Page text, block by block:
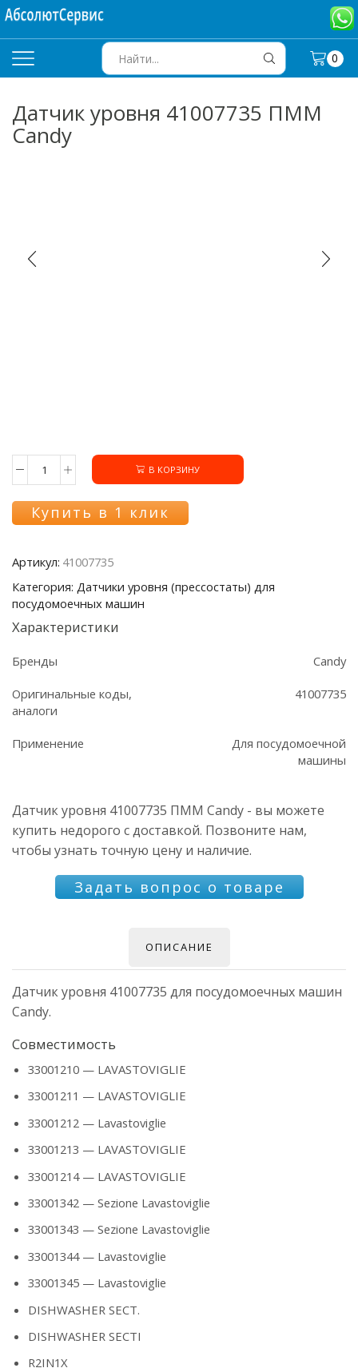
INPUT
0
Датчик уровня 41007735 ПММ
Candy
Количество
товара
Датчик
уровня
Candy
В КОРЗИНУ
Купить в 1 клик
Артикул: 41007735
Категория: Датчики уровня (прессостаты) для
посудомоечных машин
Характеристики
Бренды Candy
Оригинальные коды,
аналоги
41007735
Применение
Для посудомоечной
машины
Датчик уровня 41007735 ПММ Candy - вы можете
купить недорого с доставкой. Позвоните нам,
чтобы узнать точную цену и наличие.
Задать вопрос о товаре
ОПИСАНИЕ
Датчик уровня 41007735 для посудомоечных машин
Candy.
Совместимость
33001210 — LAVASTOVIGLIE
33001211 — LAVASTOVIGLIE
33001212 — Lavastoviglie
33001213 — LAVASTOVIGLIE
33001214 — LAVASTOVIGLIE
33001342 — Sezione Lavastoviglie
33001343 — Sezione Lavastoviglie
33001344 — Lavastoviglie
33001345 — Lavastoviglie
DISHWASHER SECT.
DISHWASHER SECTI
R2IN1X